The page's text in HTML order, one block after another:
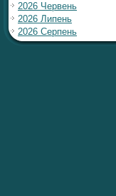
2026 Червень
2026 Липень
2026 Серпень